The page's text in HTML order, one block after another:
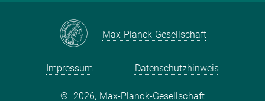
Max-Planck-Gesellschaft
Impressum Datenschutzhinweis
© 2026, Max-Planck-Gesellschaft